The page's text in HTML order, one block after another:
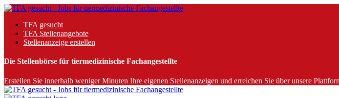
TFA gesucht
TFA Stellenangebote
Stellenanzeige erstellen
Die Stellenbörse für tiermedizinische Fachangestellte
Erstellen Sie innerhalb weniger Minuten Ihre eigenen Stellenanzeigen und erreichen Sie über unsere